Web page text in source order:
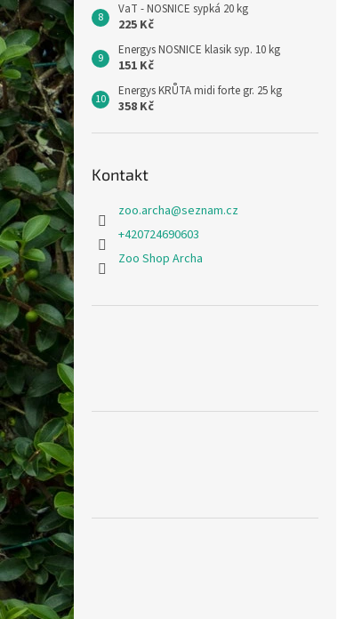
VaT - NOSNICE sypká 20 kg
225 Kč
Energys NOSNICE klasik syp. 10 kg
151 Kč
Energys KRŮTA midi forte gr. 25 kg
358 Kč
Kontakt
zoo.archa@seznam.cz
+420724690603
Zoo Shop Archa